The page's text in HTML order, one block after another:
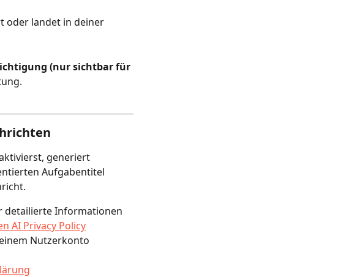
oder landet in deiner
(nur sichtbar für
generiert
Aufgabentitel
detailierte Informationen
AI Privacy Policy
Nutzerkonto